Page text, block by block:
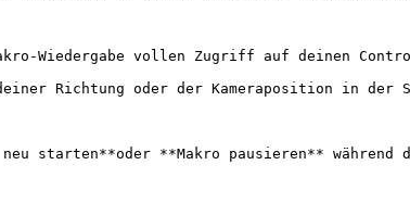
Wiedergabe vollen Zugriff auf deinen
Richtung oder der Kameraposition in der
starten**oder **Makro pausieren** während